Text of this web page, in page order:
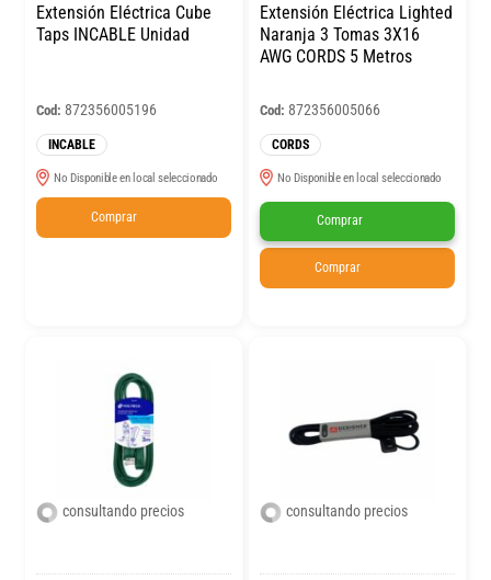
Extensión Eléctrica Cube
Taps INCABLE Unidad
Cod: 872356005196
INCABLE
No Disponible en local seleccionado
Comprar
Extensión Eléctrica Lighted
Naranja 3 Tomas 3X16
AWG CORDS 5 Metros
Cod: 872356005066
CORDS
No Disponible en local seleccionado
Comprar
Comprar
consultando precios consultando precios